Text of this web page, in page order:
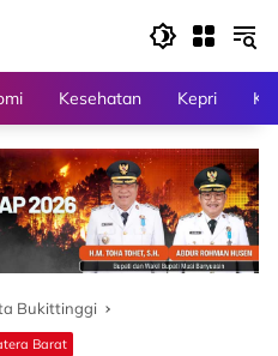
Kesehatan Kepri
Bukittinggi
Barat